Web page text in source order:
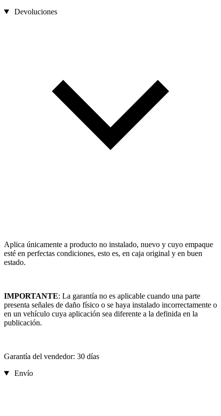
Devoluciones
Aplica únicamente a producto no instalado, nuevo y cuyo empaque
esté en perfectas condiciones, esto es, en caja original y en buen
estado.
IMPORTANTE: La garantía no es aplicable cuando una parte
presenta señales de daño físico o se haya instalado incorrectamente o
en un vehículo cuya aplicación sea diferente a la definida en la
publicación.
Garantía del vendedor: 30 días
Envío